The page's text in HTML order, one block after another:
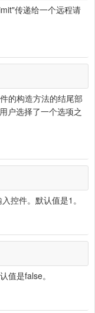
传递给一个远程请
的构造方法的结尾部
户选择了一个选项之
控件。默认值是1。
值是false。